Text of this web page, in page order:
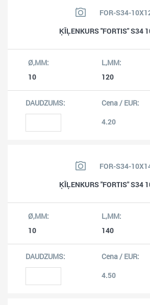
FOR-S34-
ĶĪĻENKURS "FORTIS" S34
10 120
4.20
FOR-S34-
ĶĪĻENKURS "FORTIS" S34
10 140
4.50